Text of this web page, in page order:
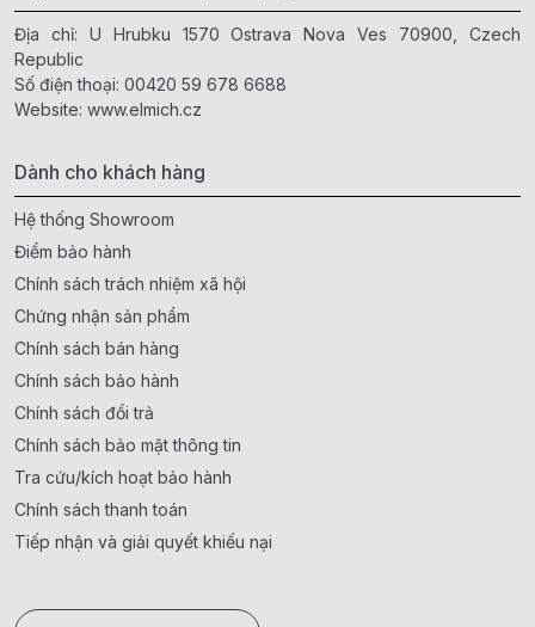
Địa chỉ: U Hrubku 1570 Ostrava Nova Ves 70900, Czech
Republic
Số điện thoại: 00420 59 678 6688
Website: www.elmich.cz
Dành cho khách hàng
Hệ thống Showroom
Điểm bảo hành
Chính sách trách nhiệm xã hội
Chứng nhận sản phẩm
Chính sách bán hàng
Chính sách bảo hành
Chính sách đổi trả
Chính sách bảo mật thông tin
Tra cứu/kích hoạt bảo hành
Chính sách thanh toán
Tiếp nhận và giải quyết khiếu nại